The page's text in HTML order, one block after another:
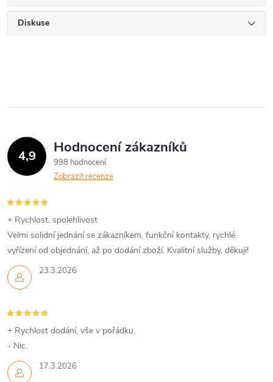
Diskuse
4,9 Hodnocení zákazníků
998 hodnocení
Zobrazit recenze
23.3.2026
+ Rychlost, spolehlivost
Velmi solidní jednání se zákazníkem, funkční kontakty, rychlé
vyřízení od objednání, až po dodání zboží. Kvalitní služby, děkuji!
17.3.2026
+ Rychlost dodání, vše v pořádku.
- Nic.